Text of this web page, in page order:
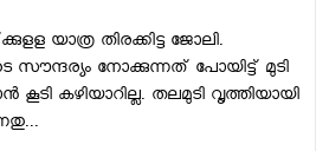
യാത്ര തിരക്കിട്ട ജോലി.
സൗന്ദര്യം നോക്കുന്നത്‌ പോയിട്ട്‌ മുടി
കൂടി കഴിയാറില്ല. തലമുടി വൃത്തിയായി